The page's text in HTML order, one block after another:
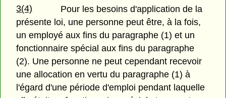
3(4)
Pour les besoins d'application de la
présente loi, une personne peut être, à la fois,
un employé aux fins du paragraphe (1) et un
fonctionnaire spécial aux fins du paragraphe
(2). Une personne ne peut cependant recevoir
une allocation en vertu du paragraphe (1) à
l'égard d'une période d'emploi pendant laquelle